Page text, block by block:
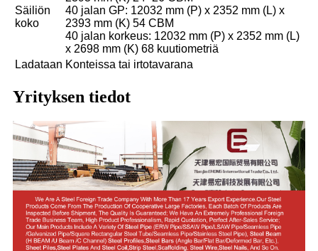
Säiliön
koko
40 jalan GP: 12032 mm (P) x 2352 mm (L) x
2393 mm (K) 54 CBM
40 jalan korkeus: 12032 mm (P) x 2352 mm (L)
x 2698 mm (K) 68 kuutiometriä
Ladataan Konteissa tai irtotavarana
Yrityksen tiedot